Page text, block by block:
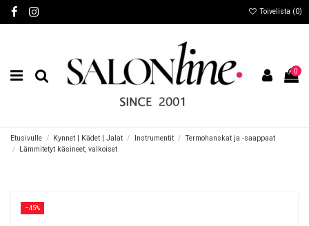
Toivelista (0)
0
Etusivulle Kynnet | Kädet | Jalat Instrumentit
Termohanskat ja -saappaat
Lämmitetyt käsineet, valkoiset
−45%